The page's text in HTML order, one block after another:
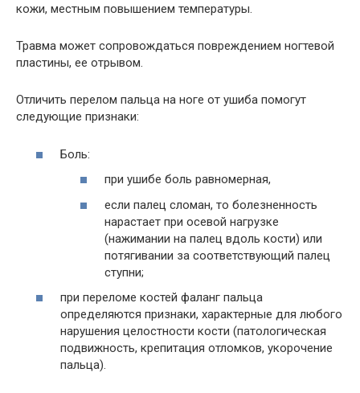
кожи, местным повышением температуры.
Травма может сопровождаться повреждением ногтевой
пластины, ее отрывом.
Отличить перелом пальца на ноге от ушиба помогут
следующие признаки:
Боль:
при ушибе боль равномерная,
если палец сломан, то болезненность
нарастает при осевой нагрузке
(нажимании на палец вдоль кости) или
потягивании за соответствующий палец
ступни;
при переломе костей фаланг пальца
определяются признаки, характерные для любого
нарушения целостности кости (патологическая
подвижность, крепитация отломков, укорочение
пальца).